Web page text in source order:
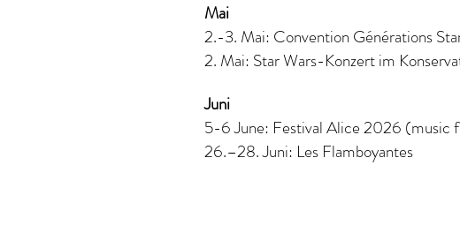
Mai
2.-3. Mai: Convention Générations
2. Mai: Star Wars-Konzert im
Juni
5-6 June: Festival Alice 2026 (music
26.–28. Juni: Les Flamboyantes